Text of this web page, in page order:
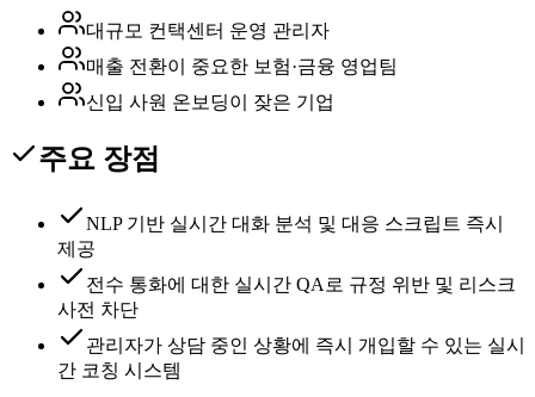
대규모 컨택센터 운영 관리자
매출 전환이 중요한 보험·금융 영업팀
신입 사원 온보딩이 잦은 기업
주요 장점
NLP 기반 실시간 대화 분석 및 대응 스크립트 즉시
제공
전수 통화에 대한 실시간 QA로 규정 위반 및 리스크
사전 차단
관리자가 상담 중인 상황에 즉시 개입할 수 있는 실시
간 코칭 시스템